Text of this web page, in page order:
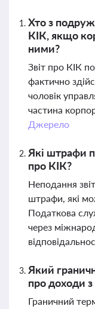
Хто з
КІК, якщо
ними?
Звіт про КІК
фактично
чоловік
частина
Джерело
Які штрафи
про КІК?
Неподання
штрафи, які
Податкова
через
Який
про доходи з
Граничний